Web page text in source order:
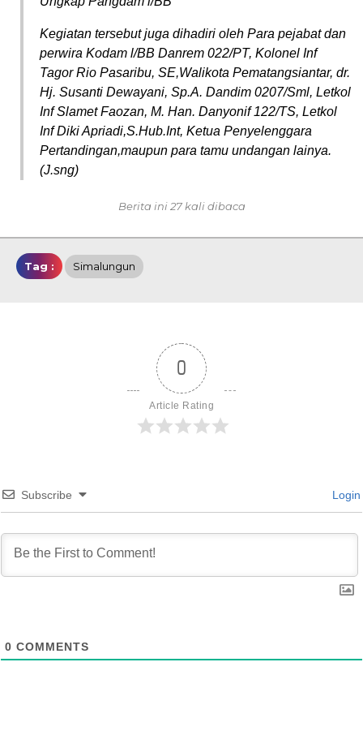
Kegiatan tersebut juga dihadiri oleh Para pejabat dan
perwira Kodam l/BB Danrem 022/PT, Kolonel Inf
Tagor Rio Pasaribu, SE,Walikota Pematangsiantar, dr.
Hj. Susanti Dewayani, Sp.A. Dandim 0207/Sml, Letkol
Inf Slamet Faozan, M. Han. Danyonif 122/TS, Letkol
Inf Diki Apriadi,S.Hub.Int, Ketua Penyelenggara
Pertandingan,maupun para tamu undangan lainya.
(J.sng)
Berita ini 27 kali dibaca
Tag : Simalungun
0
Article Rating
Subscribe Login
0 COMMENTS